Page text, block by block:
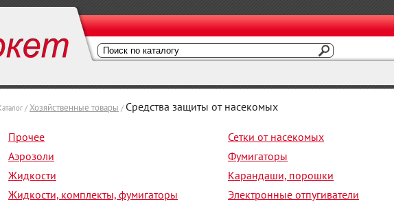
/ Хозяйственные товары / Средства защиты от насекомых
Прочее
Сетки от насекомых
Аэрозоли
Фумигаторы
Жидкости
Карандаши, порошки
Жидкости, комплекты, фумигаторы
Электронные отпугиватели